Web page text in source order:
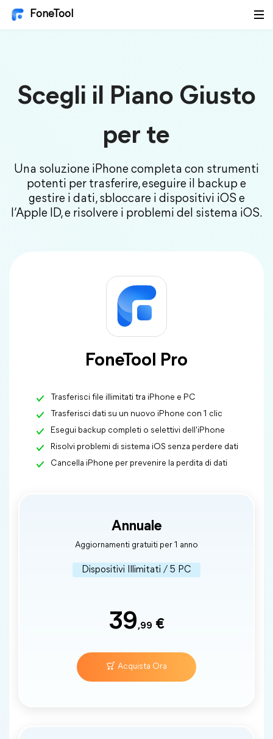
FoneTool
Scegli il Piano Giusto
per te
Una soluzione iPhone completa con strumenti
potenti per trasferire, eseguire il backup e
gestire i dati, sbloccare i dispositivi iOS e
l’Apple ID, e risolvere i problemi del sistema iOS.
FoneTool Pro
Trasferisci file illimitati tra iPhone e PC
Trasferisci dati su un nuovo iPhone con 1 clic
Esegui backup completi o selettivi dell'iPhone
Risolvi problemi di sistema iOS senza perdere dati
Cancella iPhone per prevenire la perdita di dati
Annuale
Aggiornamenti gratuiti per 1 anno
Dispositivi Illimitati / 5 PC
39,99 €
Acquista Ora